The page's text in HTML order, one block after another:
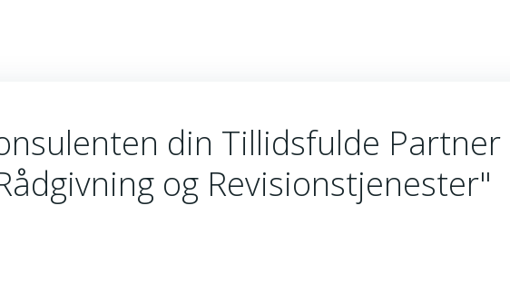
din Tillidsfulde Partner
og Revisionstjenester"